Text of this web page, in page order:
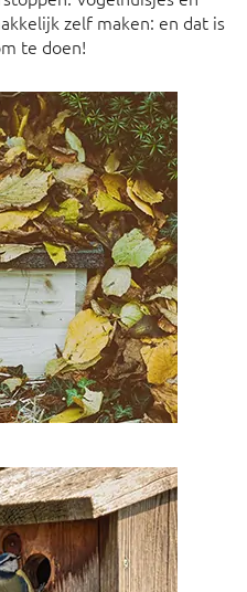
zelf maken: en dat is
te doen!